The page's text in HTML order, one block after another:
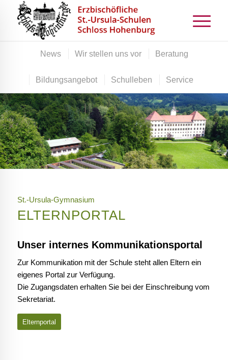
News Wir stellen uns vor Beratung
Bildungsangebot Schulleben Service
St.-Ursula-Gymnasium
ELTERNPORTAL
Unser internes Kommunikationsportal
Zur Kommunikation mit der Schule steht allen Eltern ein
eigenes Portal zur Verfügung.
Die Zugangsdaten erhalten Sie bei der Einschreibung vom
Sekretariat.
Elternportal